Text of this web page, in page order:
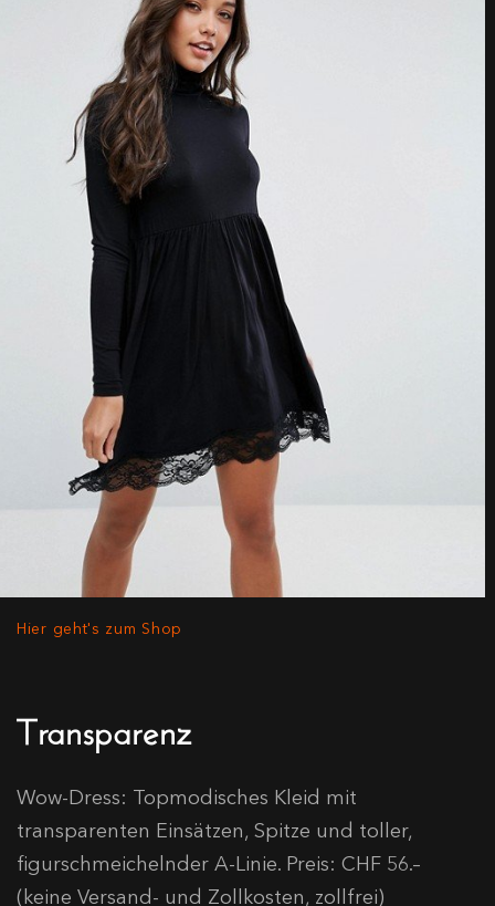
Hier geht's zum Shop
Transparenz
Wow-Dress: Topmodisches Kleid mit
transparenten Einsätzen, Spitze und toller,
figurschmeichelnder A-Linie. Preis: CHF 56.–
(keine Versand- und Zollkosten, zollfrei)